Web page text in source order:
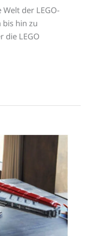
der LEGO-
bis hin zu
die LEGO